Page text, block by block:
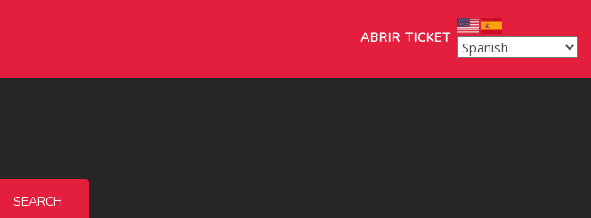
ABRIR TICKET
SEARCH